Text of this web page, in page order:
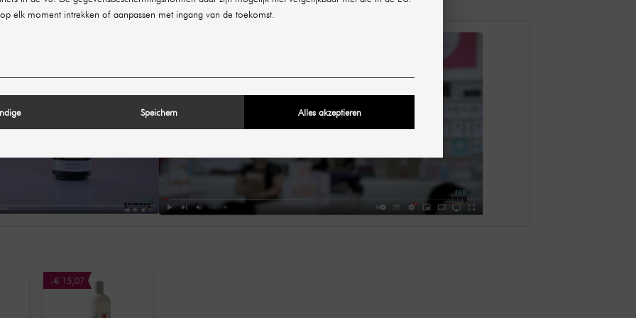
/ Borstelreiniger 100 ml
-€ 15,07
elk moment intrekken of aanpassen met ingang van de toekomst.
Speichern Alles akzeptieren